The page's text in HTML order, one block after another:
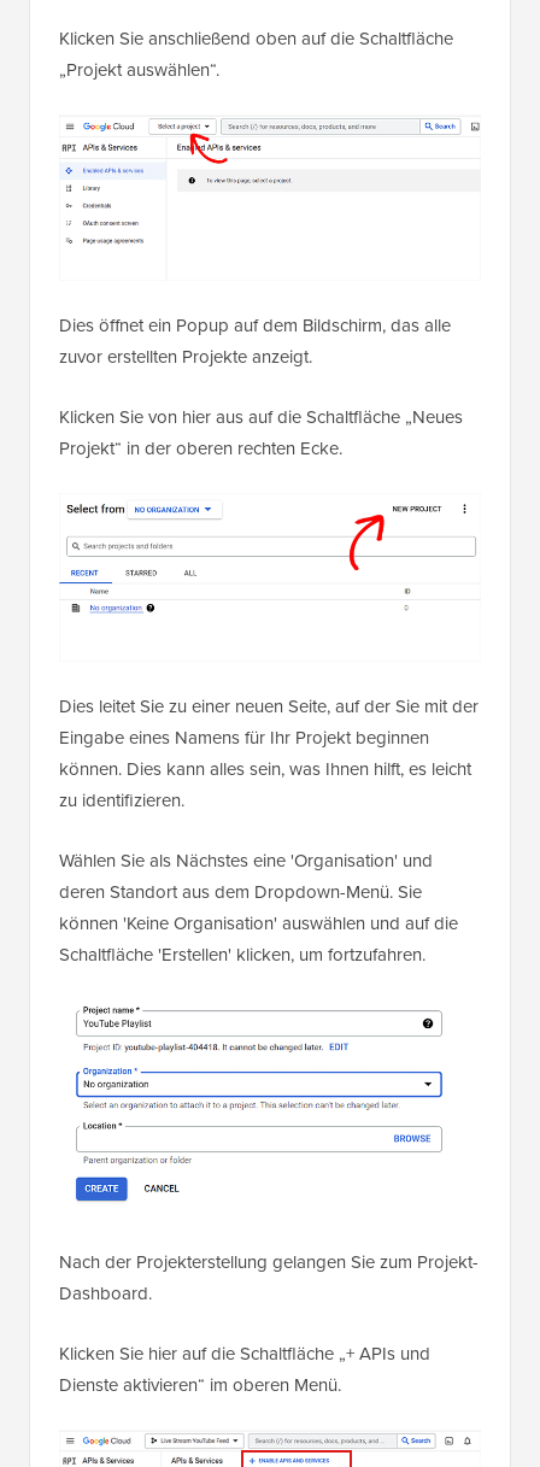
Klicken Sie anschließend oben auf die Schaltfläche
„Projekt auswählen“.
Dies öffnet ein Popup auf dem Bildschirm, das alle
zuvor erstellten Projekte anzeigt.
Klicken Sie von hier aus auf die Schaltfläche „Neues
Projekt“ in der oberen rechten Ecke.
Dies leitet Sie zu einer neuen Seite, auf der Sie mit der
Eingabe eines Namens für Ihr Projekt beginnen
können. Dies kann alles sein, was Ihnen hilft, es leicht
zu identifizieren.
Wählen Sie als Nächstes eine 'Organisation' und
deren Standort aus dem Dropdown-Menü. Sie
können 'Keine Organisation' auswählen und auf die
Schaltfläche 'Erstellen' klicken, um fortzufahren.
Nach der Projekterstellung gelangen Sie zum Projekt-
Dashboard.
Klicken Sie hier auf die Schaltfläche „+ APIs und
Dienste aktivieren“ im oberen Menü.